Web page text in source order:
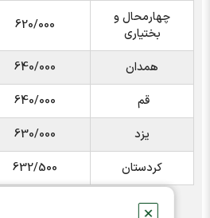
چهارمحال و
بختیاری
620/000
همدان 640/000
قم
640/000
یزد
630/000
کردستان
632/500